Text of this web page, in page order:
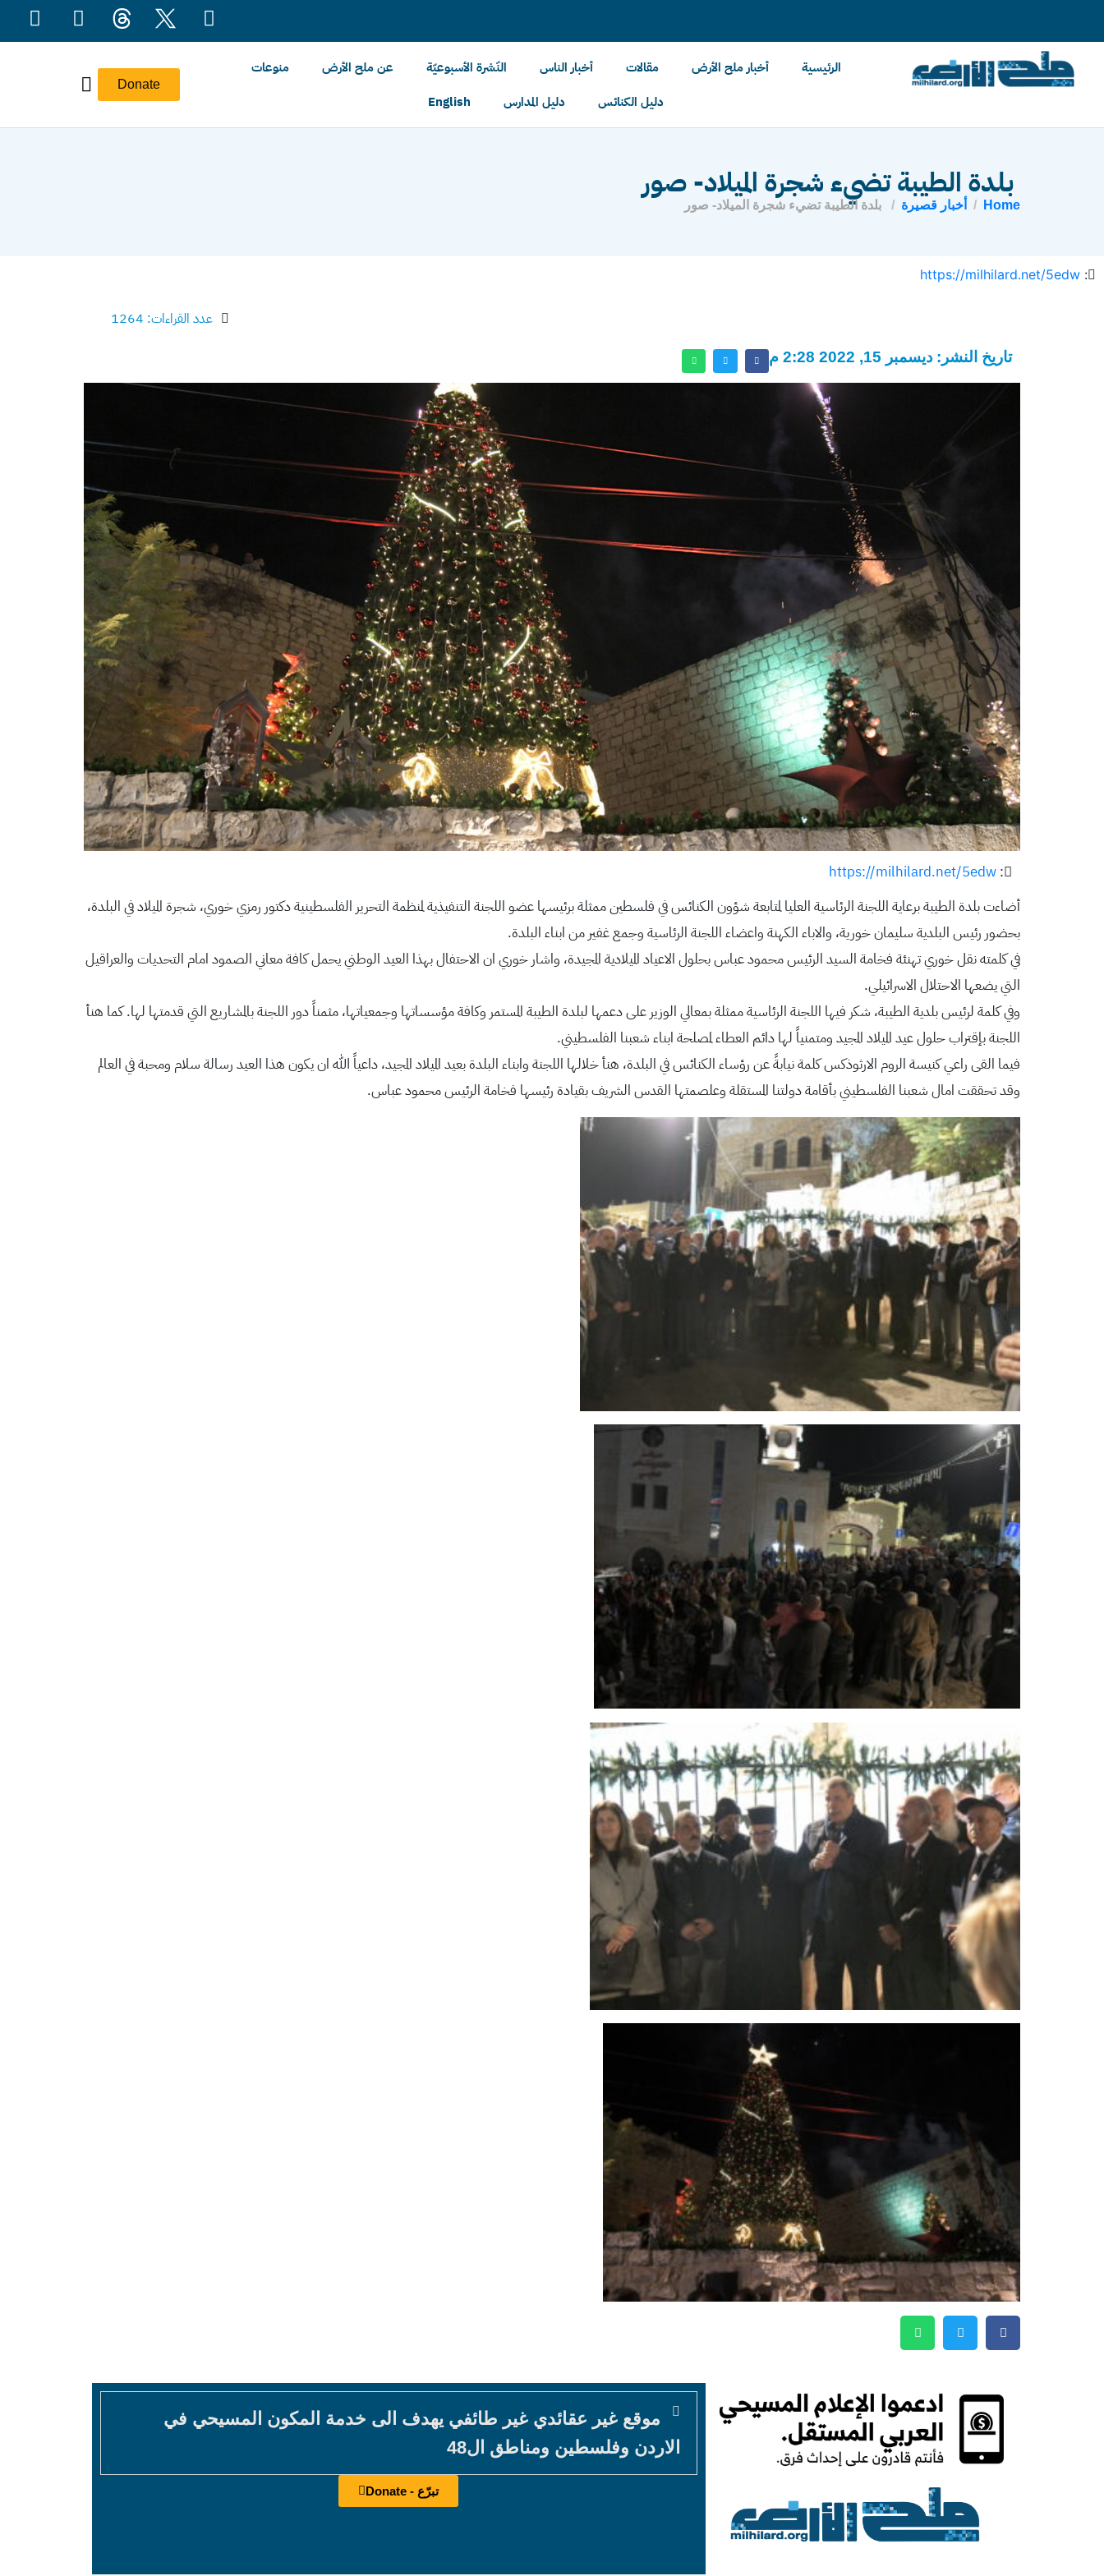
Donate
الرئيسية أخبار ملح الأرض مقالات أخبار الناس النّشرة الأسبوعيّة عن ملح الأرض
منوعات
دليل الكنائس
دليل المدارس English
بلدة الطيبة تضيء شجرة الميلاد- صور
Home أخبار قصيرة بلدة الطيبة تضيء شجرة الميلاد- صور
:
https://milhilard.net/5edw
عدد القراءات: 1264
تاريخ النشر: ديسمبر 15, 2022 2:28 م
:
https://milhilard.net/5edw
أضاءت بلدة الطيبة برعاية اللجنة الرئاسية العليا لمتابعة شؤون الكنائس في فلسطين ممثلة برئيسها عضو اللجنة التنفيذية لمنظمة التحرير الفلسطينية دكتور رمزي خوري، شجرة الميلاد في البلدة،
بحضور رئيس البلدية سليمان خورية، والاباء الكهنة واعضاء اللجنة الرئاسية وجمع غفير من ابناء البلدة.
في كلمته نقل خوري تهنئة فخامة السيد الرئيس محمود عباس بحلول الاعياد الميلادية المجيدة، واشار خوري ان الاحتفال بهذا العيد الوطني يحمل كافة معاني الصمود امام التحديات والعراقيل
التي يضعها الاحتلال الاسرائيلي.
وفي كلمة لرئيس بلدية الطيبة، شكر فيها اللجنة الرئاسية ممثلة بمعالي الوزير على دعمها لبلدة الطيبة المستمر وكافة مؤسساتها وجمعياتها، مثمناً دور اللجنة بالمشاريع التي قدمتها لها. كما هنأ
اللجنة بإقتراب حلول عيد الميلاد المجيد ومتمنياً لها دائم العطاء لمصلحة ابناء شعبنا الفلسطيني.
فيما القى راعي كنيسة الروم الارثوذكس كلمة نيابةً عن رؤساء الكنائس في البلدة، هنأ خلالها اللجنة وابناء البلدة بعيد الميلاد المجيد، داعياً الله ان يكون هذا العيد رسالة سلام ومحبة في العالم
وقد تحققت امال شعبنا الفلسطيني بأقامة دولتنا المستقلة وعلصمتها القدس الشريف بقيادة رئيسها فخامة الرئيس محمود عباس.
موقع غير عقائدي غير طائفي يهدف الى خدمة المكون المسيحي في
الاردن وفلسطين ومناطق ال48
تبرّع - Donate